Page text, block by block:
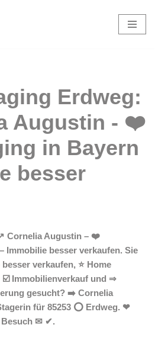
Cornelia Augustin – ❤️
– Immobilie besser verkaufen. Sie
verkaufen, ⭐ Home
Immobilienverkauf und ⇒
gesucht? ➡️ Cornelia
für 85253 ⭕ Erdweg. ❤
Besuch ✉ ✔.